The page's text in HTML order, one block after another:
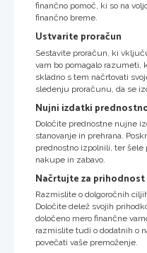
finančno pomoč, ki so na
finančno breme.
Ustvarite proračun
Sestavite proračun, ki
vam bo pomagalo razumeti,
skladno s tem načrtovati
sledenju proračunu, da se
Nujni izdatki
Določite prednostne nujne
stanovanje in prehrana.
prednostno izpolnili, ter šele
nakupe in zabavo.
Načrtujte za prihodnost
Razmislite o dolgoročnih
Določite delež svojih
določeno mero finančne
razmislite tudi o dodatnih o
povečati vaše premoženje.